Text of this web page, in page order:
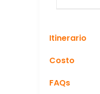
Itinerario
Costo
FAQs